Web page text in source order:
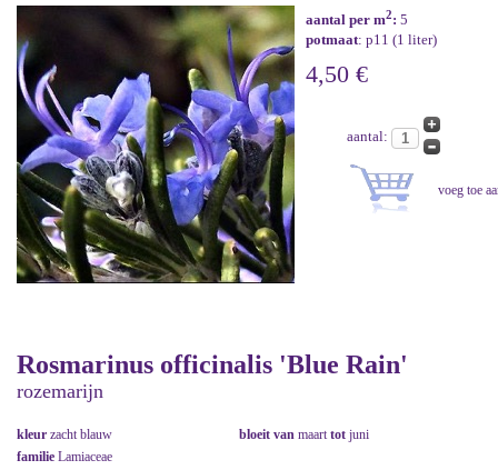
aantal per m2: 5
potmaat: p11 (1 liter)
4,50 €
aantal:
Rosmarinus officinalis 'Blue Rain'
rozemarijn
kleur zacht blauw bloeit van maarttot juni
familie Lamiaceae